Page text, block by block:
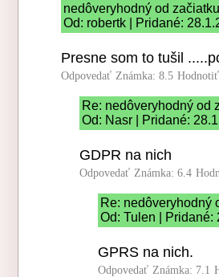
nedôveryhodný od začiatku
Od: robertk | Pridané:
Presne som to tušil
Odpovedať Známka: 8.5
Re: nedôveryhodný od
Od: Nasr | Pridané:
GDPR na nich
Odpovedať Známka: 6.4
Re: nedôveryhodný
Od: Tulen | Pridané:
GPRS na nich.
Odpovedať Známka: 7.1